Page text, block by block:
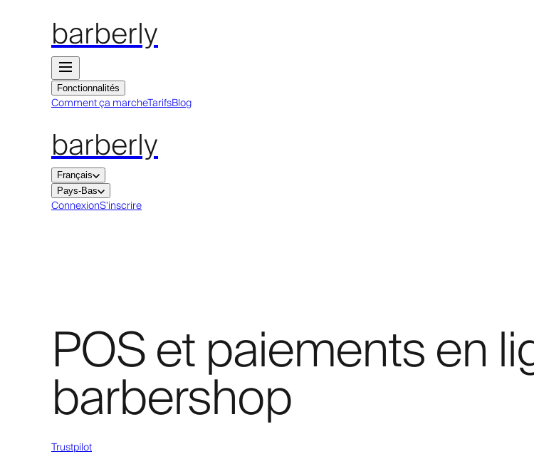
barberly
Fonctionnalités
Comment ça marcheTarifsBlog
barberly
Français
Pays-Bas
ConnexionS'inscrire
POS et paiements en
barbershop
Trustpilot